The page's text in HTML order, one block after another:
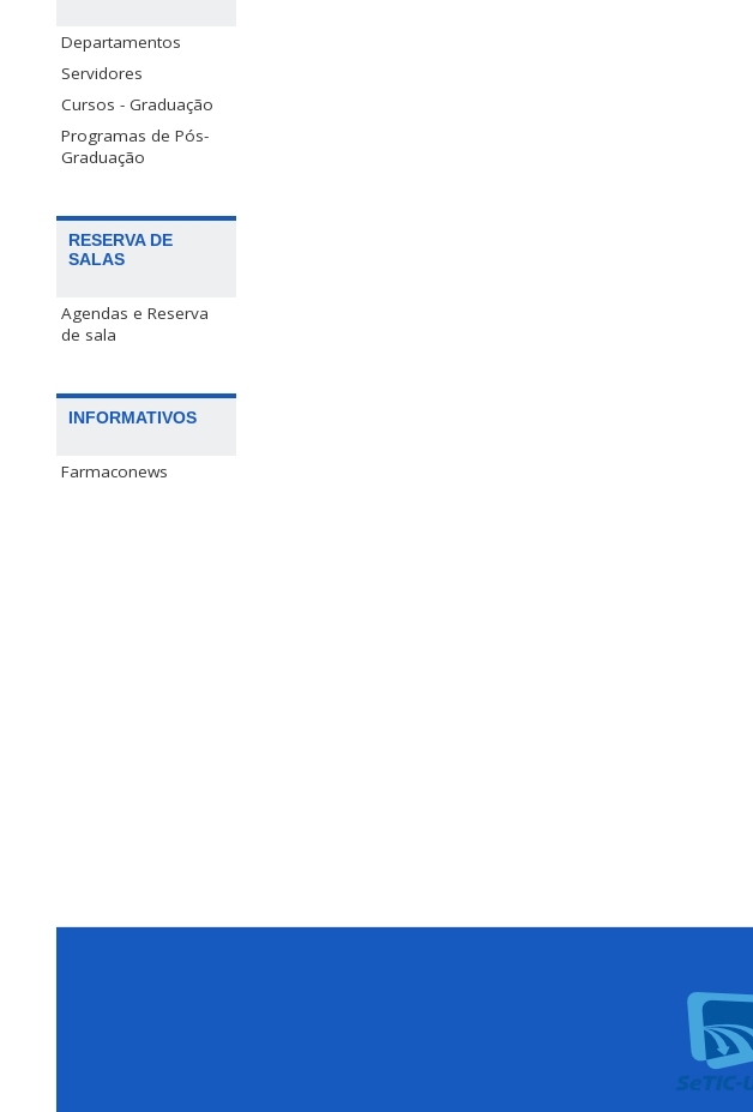
Departamentos
Servidores
Cursos - Graduação
Programas de Pós-
Graduação
RESERVA DE
SALAS
Agendas e Reserva
de sala
INFORMATIVOS
Farmaconews